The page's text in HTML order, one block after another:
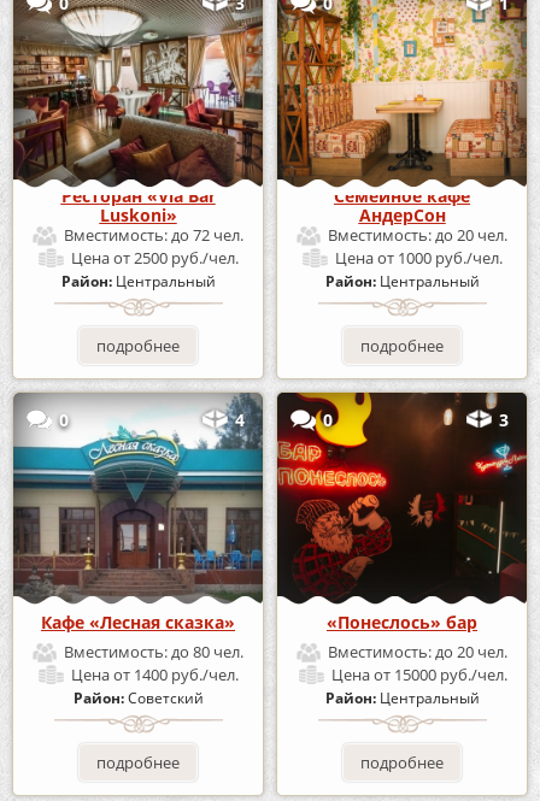
Ресторан «Via Bar
Luskoni»
Вместимость:до 72 чел.
Ценаот 2500 руб./чел.
Район: Центральный
подробнее
Семейное кафе
АндерСон
Вместимость:до 20 чел.
Ценаот 1000 руб./чел.
Район: Центральный
подробнее
0 4
Кафе «Лесная сказка»
Вместимость:до 80 чел.
Ценаот 1400 руб./чел.
Район:Советский
подробнее
0 3
«Понеслось» бар
Вместимость:до 20 чел.
Ценаот 15000 руб./чел.
Район: Центральный
подробнее